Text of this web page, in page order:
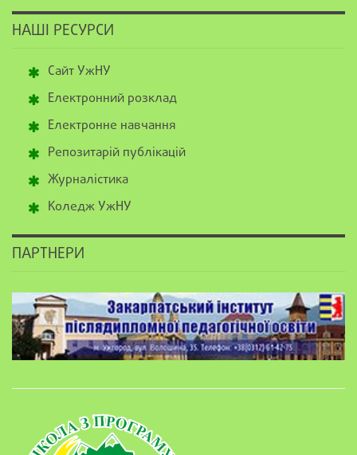
НАШІ РЕСУРСИ
Сайт УжНУ
Електронний розклад
Електронне навчання
Репозитарій публікацій
Журналістика
Коледж УжНУ
ПАРТНЕРИ